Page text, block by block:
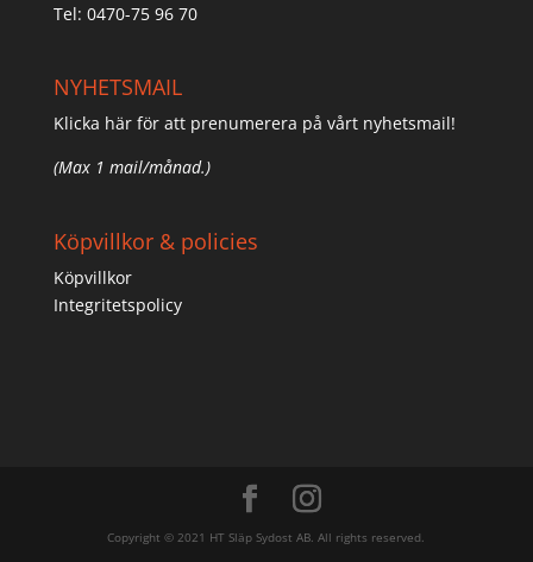
Tel: 0470-75 96 70
NYHETSMAIL
Klicka här för att prenumerera på vårt nyhetsmail!
(Max 1 mail/månad.)
Köpvillkor & policies
Köpvillkor
Integritetspolicy
Copyright © 2021 HT Släp Sydost AB. All rights reserved.